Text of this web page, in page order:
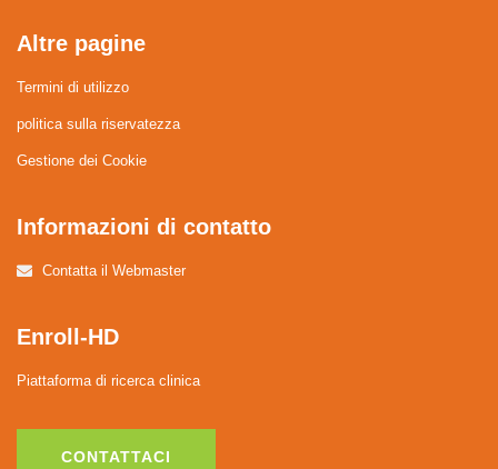
Altre pagine
Termini di utilizzo
politica sulla riservatezza
Gestione dei Cookie
Informazioni di contatto
Contatta il Webmaster
Enroll-HD
Piattaforma di ricerca clinica
CONTATTACI